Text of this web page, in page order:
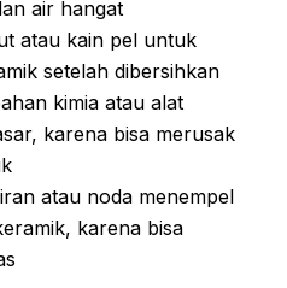
air hangat
atau kain pel untuk
setelah dibersihkan
kimia atau alat
karena bisa merusak
atau noda menempel
karena bisa